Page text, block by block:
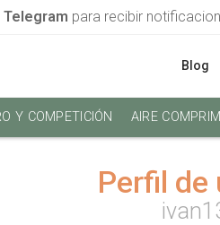
Telegram para recibir
Blog
Y COMPETICIÓN AIRE
Perfil de